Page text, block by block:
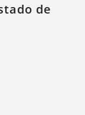
de